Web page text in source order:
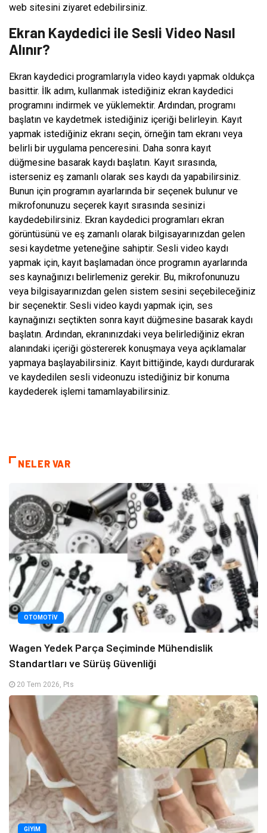
web sitesini ziyaret edebilirsiniz.
Ekran Kaydedici ile Sesli Video Nasıl
Alınır?
Ekran kaydedici programlarıyla video kaydı yapmak oldukça
basittir. İlk adım, kullanmak istediğiniz ekran kaydedici
programını indirmek ve yüklemektir. Ardından, programı
başlatın ve kaydetmek istediğiniz içeriği belirleyin. Kayıt
yapmak istediğiniz ekranı seçin, örneğin tam ekranı veya
belirli bir uygulama penceresini. Daha sonra kayıt
düğmesine basarak kaydı başlatın. Kayıt sırasında,
isterseniz eş zamanlı olarak ses kaydı da yapabilirsiniz.
Bunun için programın ayarlarında bir seçenek bulunur ve
mikrofonunuzu seçerek kayıt sırasında sesinizi
kaydedebilirsiniz. Ekran kaydedici programları ekran
görüntüsünü ve eş zamanlı olarak bilgisayarınızdan gelen
sesi kaydetme yeteneğine sahiptir. Sesli video kaydı
yapmak için, kayıt başlamadan önce programın ayarlarında
ses kaynağınızı belirlemeniz gerekir. Bu, mikrofonunuzu
veya bilgisayarınızdan gelen sistem sesini seçebileceğiniz
bir seçenektir. Sesli video kaydı yapmak için, ses
kaynağınızı seçtikten sonra kayıt düğmesine basarak kaydı
başlatın. Ardından, ekranınızdaki veya belirlediğiniz ekran
alanındaki içeriği göstererek konuşmaya veya açıklamalar
yapmaya başlayabilirsiniz. Kayıt bittiğinde, kaydı durdurarak
ve kaydedilen sesli videonuzu istediğiniz bir konuma
kaydederek işlemi tamamlayabilirsiniz.
NELER VAR
OTOMOTIV
Wagen Yedek Parça Seçiminde Mühendislik
Standartları ve Sürüş Güvenliği
20 Tem 2026, Pts
GIYIM